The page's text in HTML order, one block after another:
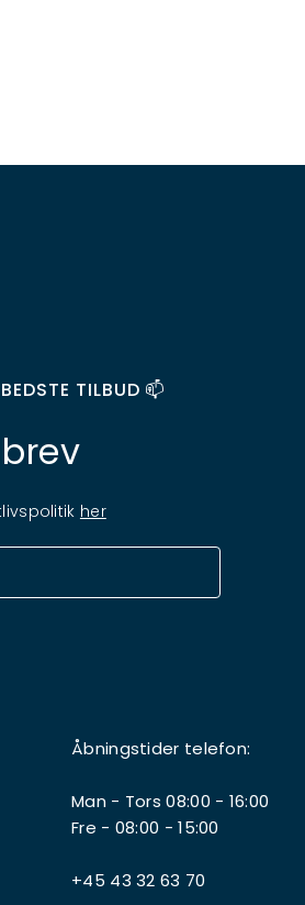
TILBUD 📫
her
Åbningstider telefon:
Man - Tors 08:00 - 16:00
Fre - 08:00 - 15:00
+45 43 32 63 70